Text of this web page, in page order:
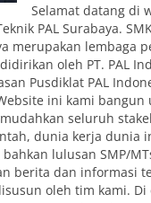
Selamat datang di
PAL Surabaya.
merupakan lembaga
oleh PT. PAL
Pusdiklat PAL
ini kami bangun
seluruh
dunia kerja dunia
bahkan lulusan SMP/
berita dan informasi
oleh tim kami. Di